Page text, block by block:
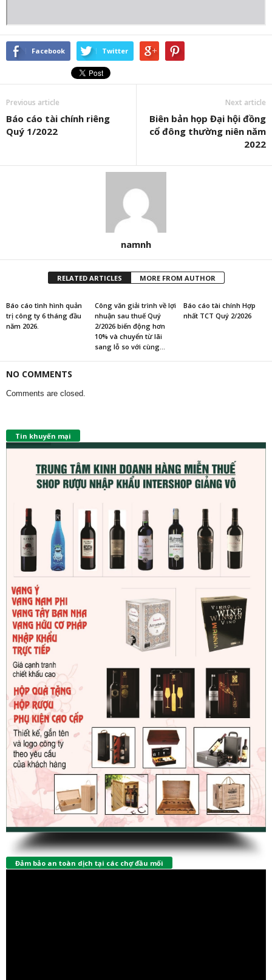
Facebook Twitter
Previous article
Báo cáo tài chính riêng
Quý 1/2022
Next article
Biên bản họp Đại hội đồng
cổ đông thường niên năm
2022
namnh
RELATED ARTICLES MORE FROM AUTHOR
Báo cáo tình hình quản
trị công ty 6 tháng đầu
năm 2026.
Công văn giải trình về lợi
nhuận sau thuế Quý
2/2026 biến động hơn
10% và chuyển từ lãi
sang lỗ so với cùng...
Báo cáo tài chính Hợp
nhất TCT Quý 2/2026
NO COMMENTS
Comments are closed.
Tin khuyến mại
Đảm bảo an toàn dịch tại các chợ đầu mối